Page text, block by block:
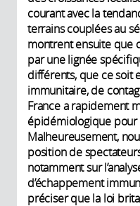
courant avec la
terrains couplées au
montrent ensuite que
par une lignée
différents, que ce soit
immunitaire, de
France a rapidement
épidémiologique pour
Malheureusement,
position de
notamment sur
d’échappement
préciser que la loi